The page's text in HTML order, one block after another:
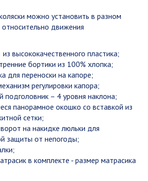
можно установить в разном
относительно движения
высококачественного пластика;
бортики из 100% хлопка;
для переноски на капоре;
регулировки капора;
подголовник – 4 уровня наклона;
панорамное окошко со вставкой из
сетки;
на накидке люльки для
защиты от непогоды;
в комплекте - размер матрасика